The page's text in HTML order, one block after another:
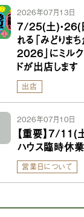
2026年07月13日
7/25(土)・26(
れる「みどりま
2026」にミル
ドが出店します
出店
2026年07月10日
【重要】7/11(
ハウス臨時休
営業日について